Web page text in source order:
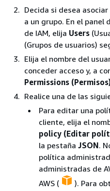
Decida si desea
a un grupo. En el panel
de IAM, elija Users
(Grupos de usuarios)
Elija el nombre del
conceder acceso y, a
Permissions
Realice una de las
Para editar una
cliente, elija el
policy (Editar
la pestaña JSON.
política
administradas de
AWS (
). Para